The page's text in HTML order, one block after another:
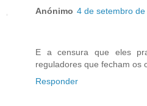
Anónimo 4 de setembro
E a censura que eles
reguladores que fecham os
Responder